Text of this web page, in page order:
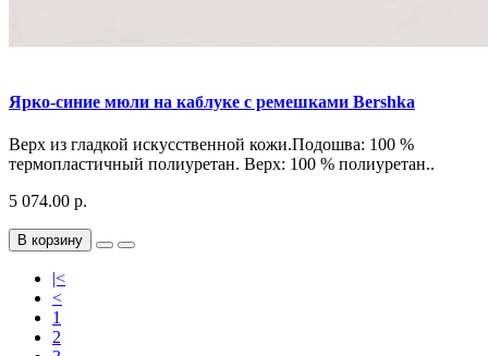
Ярко-синие мюли на каблуке с ремешками Bershka
Верх из гладкой искусственной кожи.Подошва: 100 %
термопластичный полиуретан. Верх: 100 % полиуретан..
5 074.00 р.
В корзину
|<
<
1
2